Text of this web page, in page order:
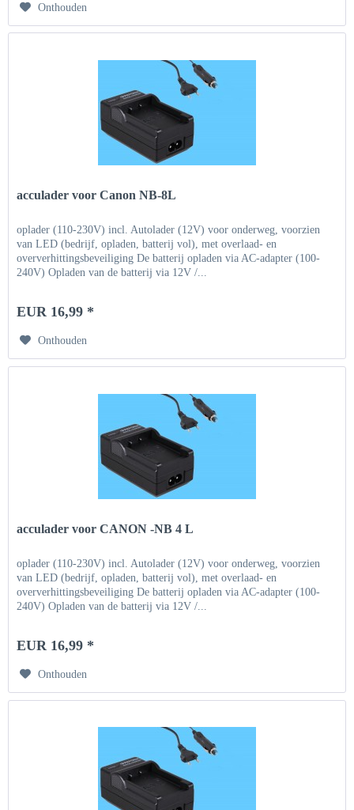
Onthouden
acculader voor Canon NB-8L
oplader (110-230V) incl. Autolader (12V) voor onderweg, voorzien
van LED (bedrijf, opladen, batterij vol), met overlaad- en
oververhittingsbeveiliging De batterij opladen via AC-adapter (100-
240V) Opladen van de batterij via 12V /...
EUR 16,99 *
Onthouden
acculader voor CANON -NB 4 L
oplader (110-230V) incl. Autolader (12V) voor onderweg, voorzien
van LED (bedrijf, opladen, batterij vol), met overlaad- en
oververhittingsbeveiliging De batterij opladen via AC-adapter (100-
240V) Opladen van de batterij via 12V /...
EUR 16,99 *
Onthouden